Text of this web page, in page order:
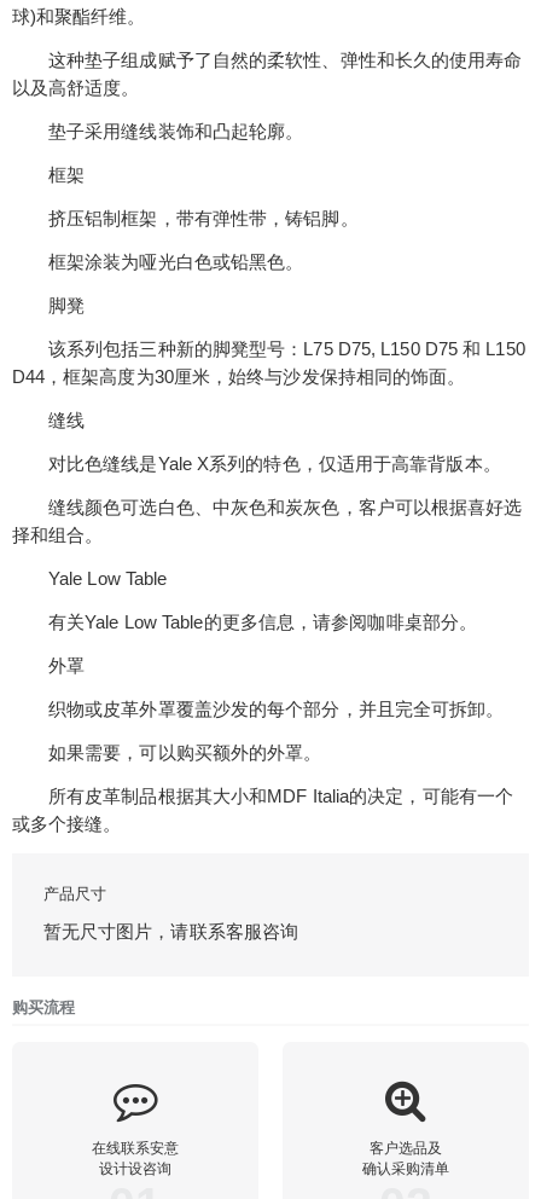
球)和聚酯纤维。
这种垫子组成赋予了自然的柔软性、弹性和长久的使用寿命
以及高舒适度。
垫子采用缝线装饰和凸起轮廓。
框架
挤压铝制框架，带有弹性带，铸铝脚。
框架涂装为哑光白色或铅黑色。
脚凳
该系列包括三种新的脚凳型号：L75 D75, L150 D75 和 L150
D44，框架高度为30厘米，始终与沙发保持相同的饰面。
缝线
对比色缝线是Yale X系列的特色，仅适用于高靠背版本。
缝线颜色可选白色、中灰色和炭灰色，客户可以根据喜好选
择和组合。
Yale Low Table
有关Yale Low Table的更多信息，请参阅咖啡桌部分。
外罩
织物或皮革外罩覆盖沙发的每个部分，并且完全可拆卸。
如果需要，可以购买额外的外罩。
所有皮革制品根据其大小和MDF Italia的决定，可能有一个
或多个接缝。
产品尺寸
暂无尺寸图片，请联系客服咨询
购买流程
在线联系安意
设计设咨询
客户选品及
确认采购清单